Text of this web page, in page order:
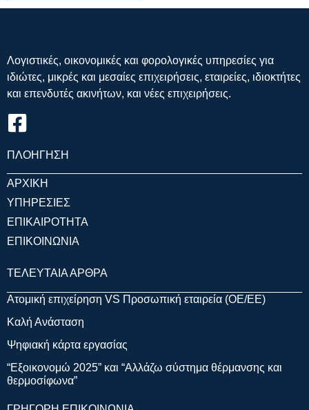
Λογιστικές, οικονομικές και φορολογικές υπηρεσίες για
ιδιώτες, μικρές και μεσαίες επιχειρήσεις, εταιρείες, ιδιοκτήτες
και επενδυτές ακινήτων, και νέες επιχειρήσεις.
ΠΛΟΗΓΗΣΗ
ΑΡΧΙΚΗ
ΥΠΗΡΕΣΙΕΣ
ΕΠΙΚΑΙΡΟΤΗΤΑ
ΕΠΙΚΟΙΝΩΝΙΑ
ΤΕΛΕΥΤΑΙΑ ΑΡΘΡΑ
Ατομική επιχείρηση VS Προσωπική εταιρεία (OE/EE)
Καλή Ανάσταση
Ψηφιακή κάρτα εργασίας
“Εξοικονομώ 2025” και “Αλλάζω σύστημα θέρμανσης και
θερμοσίφωνα”